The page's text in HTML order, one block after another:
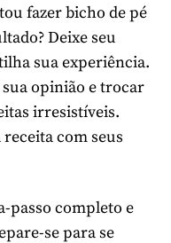
fazer bicho de pé
Deixe seu
sua experiência.
opinião e trocar
irresistíveis.
com seus
passo completo e
se para se